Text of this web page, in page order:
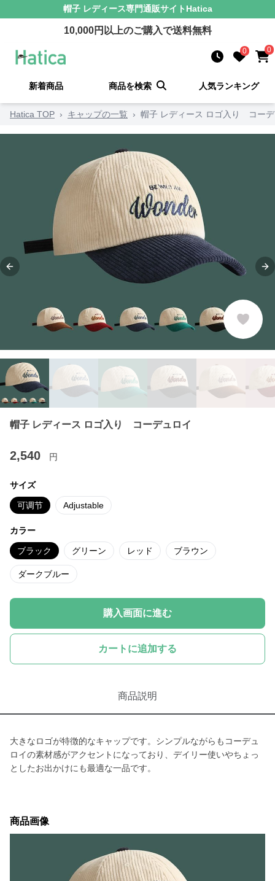
帽子 レディース専門通販サイト Hatica
10,000円以上のご購入で送料無料
0 0
新着商品 商品を検索 人気ランキング
Hatica TOP › キャップの一覧 › 帽子 レディース ロゴ入り コー
Previous slide
帽子 レディース ロゴ入り コーデュロイ
2,540 円
サイズ
可调节 Adjustable
カラー
ブラック グリーン レッド ブラウン
ダークブルー
購入画面に進む
カートに追加する
商品説明
大きなロゴが特徴的なキャップです。シンプルながらもコーデュ
ロイの素材感がアクセントになっており、デイリー使いやちょっ
としたお出かけにも最適な一品です。
商品画像